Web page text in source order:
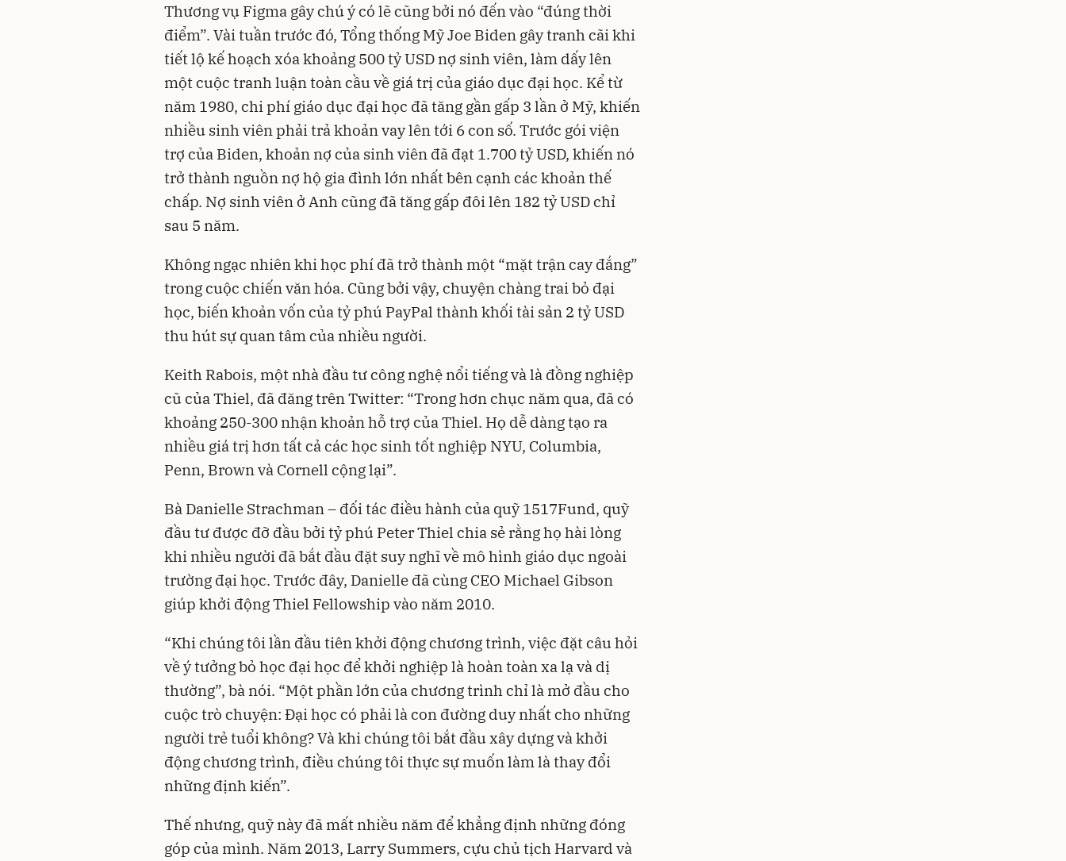
Thương vụ Figma gây chú ý có lẽ cũng bởi nó đến vào “đúng thời
điểm”. Vài tuần trước đó, Tổng thống Mỹ Joe Biden gây tranh cãi khi
tiết lộ kế hoạch xóa khoảng 500 tỷ USD nợ sinh viên, làm dấy lên
một cuộc tranh luận toàn cầu về giá trị của giáo dục đại học. Kể từ
năm 1980, chi phí giáo dục đại học đã tăng gần gấp 3 lần ở Mỹ, khiến
nhiều sinh viên phải trả khoản vay lên tới 6 con số. Trước gói viện
trợ của Biden, khoản nợ của sinh viên đã đạt 1.700 tỷ USD, khiến nó
trở thành nguồn nợ hộ gia đình lớn nhất bên cạnh các khoản thế
chấp. Nợ sinh viên ở Anh cũng đã tăng gấp đôi lên 182 tỷ USD chỉ
sau 5 năm.
Không ngạc nhiên khi học phí đã trở thành một “mặt trận cay đắng”
trong cuộc chiến văn hóa. Cũng bởi vậy, chuyện chàng trai bỏ đại
học, biến khoản vốn của tỷ phú PayPal thành khối tài sản 2 tỷ USD
thu hút sự quan tâm của nhiều người.
Keith Rabois, một nhà đầu tư công nghệ nổi tiếng và là đồng nghiệp
cũ của Thiel, đã đăng trên Twitter: “Trong hơn chục năm qua, đã có
khoảng 250-300 nhận khoản hỗ trợ của Thiel. Họ dễ dàng tạo ra
nhiều giá trị hơn tất cả các học sinh tốt nghiệp NYU, Columbia,
Penn, Brown và Cornell cộng lại”.
Bà Danielle Strachman – đối tác điều hành của quỹ 1517Fund, quỹ
đầu tư được đỡ đầu bởi tỷ phú Peter Thiel chia sẻ rằng họ hài lòng
khi nhiều người đã bắt đầu đặt suy nghĩ về mô hình giáo dục ngoài
trường đại học. Trước đây, Danielle đã cùng CEO Michael Gibson
giúp khởi động Thiel Fellowship vào năm 2010.
“Khi chúng tôi lần đầu tiên khởi động chương trình, việc đặt câu hỏi
về ý tưởng bỏ học đại học để khởi nghiệp là hoàn toàn xa lạ và dị
thường”, bà nói. “Một phần lớn của chương trình chỉ là mở đầu cho
cuộc trò chuyện: Đại học có phải là con đường duy nhất cho những
người trẻ tuổi không? Và khi chúng tôi bắt đầu xây dựng và khởi
động chương trình, điều chúng tôi thực sự muốn làm là thay đổi
những định kiến”.
Thế nhưng, quỹ này đã mất nhiều năm để khẳng định những đóng
góp của mình. Năm 2013, Larry Summers, cựu chủ tịch Harvard và